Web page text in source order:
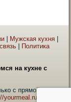
Мужская кухня
Политика
на кухне с
с прямой
yourmeal.ru